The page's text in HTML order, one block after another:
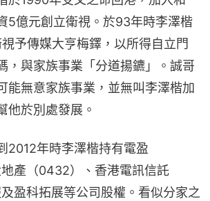
5億元創立衛視。於93年時李澤楷
予傳媒大亨梅鐸，以所得自立門
，與家族事業「分道揚鑣」。誠哥
能無意家族事業，並無叫李澤楷加
他於別處發展。
2012年時李澤楷持有電盈
地產（0432）、香港電訊信託
及盈科拓展等公司股權。看似分家之